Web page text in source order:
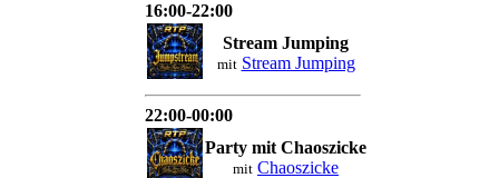
16:00-22:00
Stream Jumping
mit Stream Jumping
22:00-00:00
Party mit Chaoszicke
mit Chaoszicke